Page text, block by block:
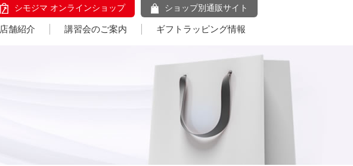
シモジマ オンラインショップ ショップ別通販サイト
店舗紹介 講習会のご案内 ギフトラッピング情報